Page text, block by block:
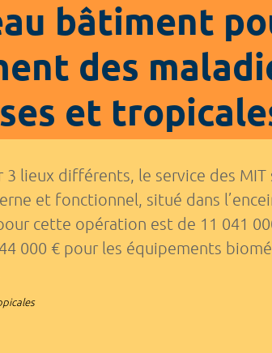
bâtiment
des
et
lieux différents, le service des
et fonctionnel, situé dans
cette opération est de 11 041
000 € pour les équipements